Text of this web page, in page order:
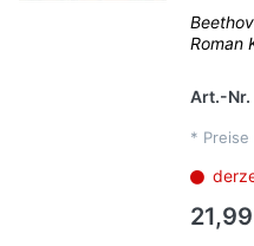
Roman
Art.-Nr.
*